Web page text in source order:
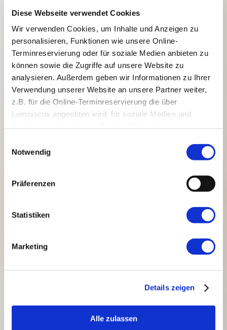
Diese Webseite verwendet Cookies
Wir verwenden Cookies, um Inhalte und Anzeigen zu
personalisieren, Funktionen wie unsere Online-
Terminreservierung oder für soziale Medien anbieten zu
können sowie die Zugriffe auf unsere Website zu
analysieren. Außerdem geben wir Informationen zu Ihrer
Verwendung unserer Website an unsere Partner weiter,
z.B. für die Online-Terminreservierung die über
Lemniscus angeobten wird, für soziale Medien und
zusammen, die Sie ihnen bereitgestellt haben oder die
sie im Rahmen Ihrer Nutzung der Dienste gesammelt
Notwendig
Präferenzen
Statistiken
Marketing
Details zeigen
Alle zulassen
Sie nicht in alte Gewohnheiten zurück. Achten Sie auf
trinken Sie ausreichend Flüssigkeit, achten Sie auf ausreichend